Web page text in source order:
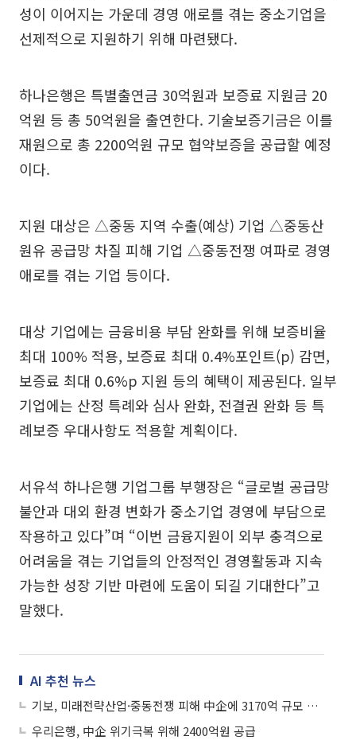
성이 이어지는 가운데 경영 애로를 겪는 중소기업을
선제적으로 지원하기 위해 마련됐다.
하나은행은 특별출연금 30억원과 보증료 지원금 20
억원 등 총 50억원을 출연한다. 기술보증기금은 이를
재원으로 총 2200억원 규모 협약보증을 공급할 예정
이다.
지원 대상은 △중동 지역 수출(예상) 기업 △중동산
원유 공급망 차질 피해 기업 △중동전쟁 여파로 경영
애로를 겪는 기업 등이다.
대상 기업에는 금융비용 부담 완화를 위해 보증비율
최대 100% 적용, 보증료 최대 0.4%포인트(p) 감면,
보증료 최대 0.6%p 지원 등의 혜택이 제공된다. 일부
기업에는 산정 특례와 심사 완화, 전결권 완화 등 특
례보증 우대사항도 적용할 계획이다.
서유석 하나은행 기업그룹 부행장은 “글로벌 공급망
불안과 대외 환경 변화가 중소기업 경영에 부담으로
작용하고 있다”며 “이번 금융지원이 외부 충격으로
어려움을 겪는 기업들의 안정적인 경영활동과 지속
가능한 성장 기반 마련에 도움이 되길 기대한다”고
말했다.
AI 추천 뉴스
기보, 미래전략산업·중동전쟁 피해 中企에 3170억 규모 보증 지원
우리은행, 中企 위기극복 위해 2400억원 공급